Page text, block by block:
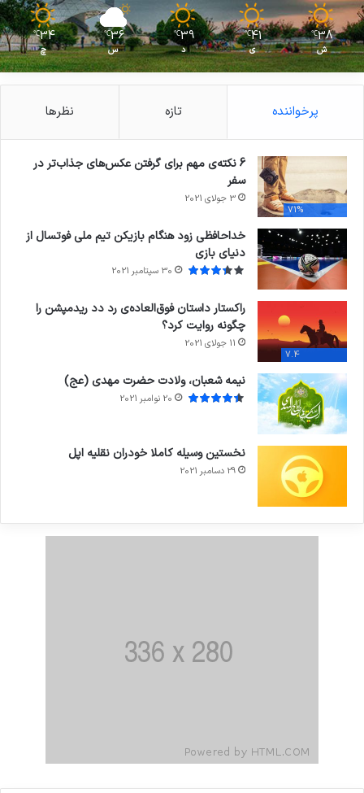
38
℃
ش
41
℃
ی
39
℃
د
36
℃
س
34
℃
چ
پرخواننده تازه نظرها
71%
6 نکته‌ی مهم برای گرفتن عکس‌های جذاب‌تر در
سفر
3 جولای 2021
خداحافظی زود هنگام بازیکن تیم ملی فوتسال از
دنیای بازی
30 سپتامبر 2021
7.4
راکستار داستان فوق‌العاده‌ی رد دد ریدمپشن را
چگونه روایت کرد؟
11 جولای 2021
نیمه شعبان، ولادت حضرت مهدی (عج)
20 نوامبر 2021
نخستین وسیله کاملا خودران نقلیه اپل
29 دسامبر 2021